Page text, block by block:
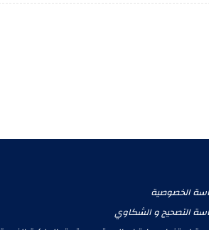
الخصوصية
التصحيح و الشكاوي